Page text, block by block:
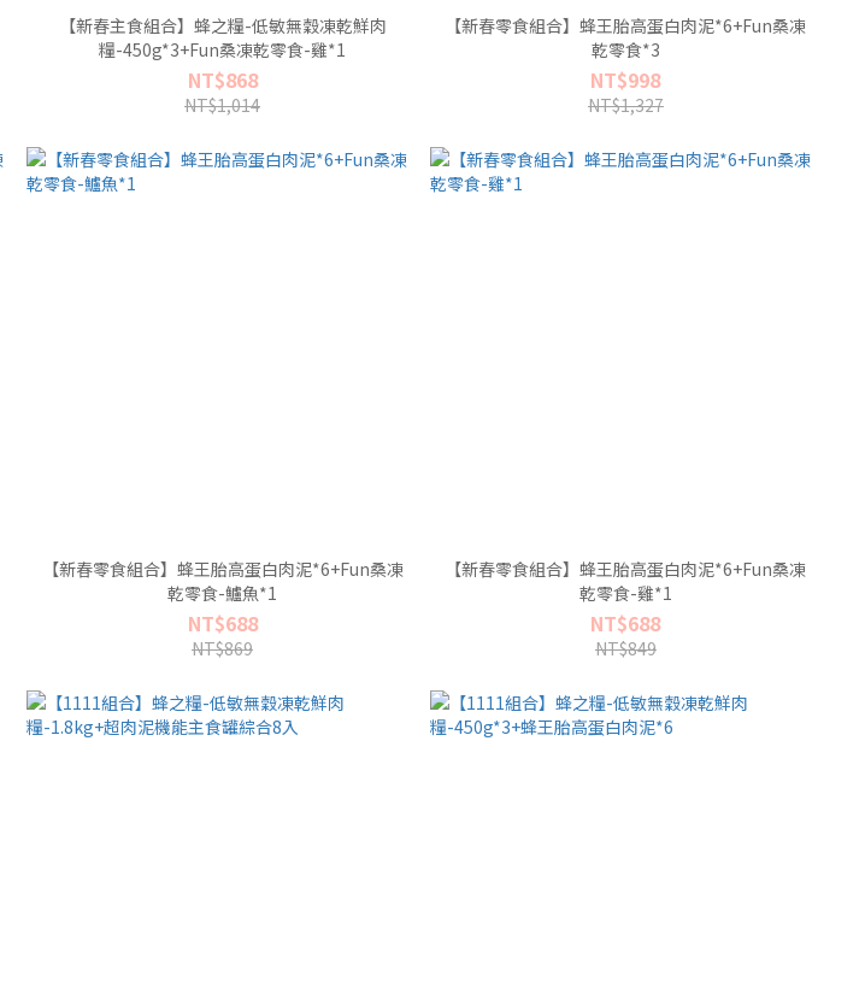
【新春主食組合】蜂之糧-低敏無穀凍乾鮮肉
糧-450g*3+Fun桑凍乾零食-雞*1
NT$868
NT$1,014
【新春零食組合】蜂王胎高蛋白肉泥*6+Fun桑凍
乾零食*3
NT$998
NT$1,327
【新春零食組合】蜂王胎高蛋白肉泥*6+Fun桑凍
乾零食-鱸魚*1
NT$688
NT$869
【新春零食組合】蜂王胎高蛋白肉泥*6+Fun桑凍
乾零食-雞*1
NT$688
NT$849